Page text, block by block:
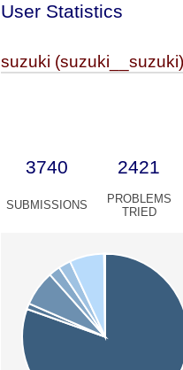
User Statistics
suzuki
3740 2421
SUBMISSIONS
PROBLEMS
TRIED